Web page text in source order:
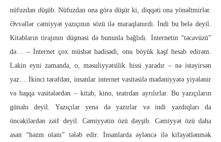
nüfuzdan düşüb. Nüfuzdan ona görə düşür ki, diqqəti ona yönəltmirlər.
Əvvəllər cəmiyyət yazıçının sözü ilə maraqlanırdı. İndi bu belə deyil.
Kitabların tirajının düşməsi də bununla bağlıdı. İnternetin “təcavüzü”
də… – İnternet çox müsbət hadisədi, onu böyük kəşf hesab edirəm.
Lakin eyni zamanda, o, məsuliyyətsilik hissi yaradır – nə istəyirsən
yaz… İkinci tərəfdən, insanlar internet vasitəsilə mədəniyyətə yiyələnir
və başqa vasitələrdən – kitab, kino, teatrdan ayrılırlar. Bu yazıçıların
günahı deyil. Yazıçılar yenə də yazırlar və indi yazdıqları da
öncəkilərdən zəif deyil. Cəmiyyətin özü dəyşib. Cəmiyyət özü daha
asan “həzm olanı” tələb edir. İnsanlarda əyləncə ilə kifayətlənmək